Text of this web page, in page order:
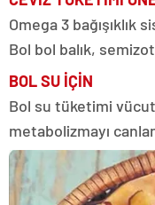
Omega 3
Bol bol balık,
BOL SU İÇİN
Bol su tüketimi
metabolizmayı